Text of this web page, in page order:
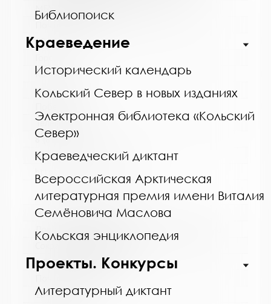
Библиопоиск
Краеведение
Исторический календарь
Кольский Север в новых изданиях
Электронная библиотека «Кольский
Север»
Краеведческий диктант
Всероссийская Арктическая
литературная премия имени Виталия
Семёновича Маслова
Кольская энциклопедия
Проекты. Конкурсы
Литературный диктант
МБУК "Кольская детская библиотека"
184381
Кола
Улица, дом:
Телефон:
8 (81553) 3-35-48
www:
https://bibliokinder.kulturu.ru
Название библиотеки:
Ловозерская межпоселенческая библиотека
МБУ "Ловозерская МБ"
184580